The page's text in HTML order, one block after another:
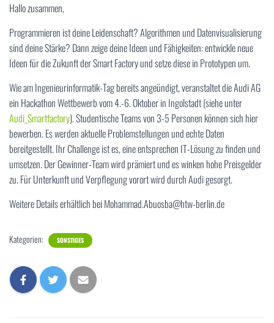
A
L
Hallo zusammen,
Programmieren ist deine Leidenschaft? Algorithmen und Datenvisualisierung
sind deine Stärke? Dann zeige deine Ideen und Fähigkeiten: entwickle neue
Ideen für die Zukunft der Smart Factory und setze diese in Prototypen um.
Wie am Ingenieurinformatik-Tag bereits angeündigt, veranstaltet die Audi AG
ein Hackathon Wettbewerb vom 4.-6. Oktober in Ingolstadt (siehe unter
Audi_Smartfactory). Studentische Teams von 3-5 Personen können sich hier
bewerben. Es werden aktuelle Problemstellungen und echte Daten
bereitgestellt. Ihr Challenge ist es, eine entsprechen IT-Lösung zu finden und
umsetzen. Der Gewinner-Team wird prämiert und es winken hohe Preisgelder
zu. Für Unterkunft und Verpflegung vorort wird durch Audi gesorgt.
Weitere Details erhältlich bei Mohammad.Abuosba@htw-berlin.de
Kategorien: SONSTIGES